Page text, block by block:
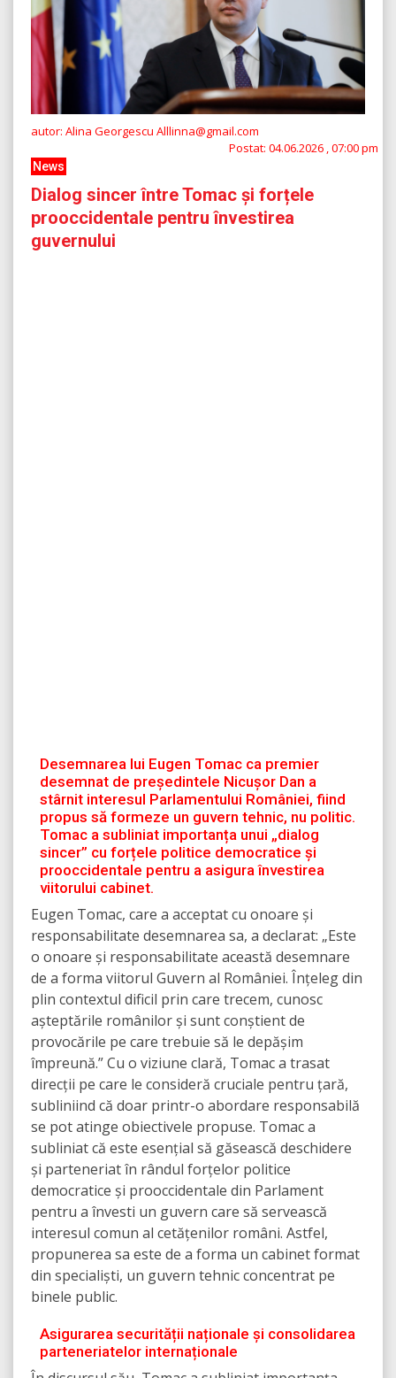
autor: Alina Georgescu Alllinna@gmail.com
Postat: 04.06.2026 , 07:00 pm
News
Dialog sincer între Tomac și forțele
prooccidentale pentru învestirea
guvernului
Desemnarea lui Eugen Tomac ca premier
desemnat de președintele Nicușor Dan a
stârnit interesul Parlamentului României, fiind
propus să formeze un guvern tehnic, nu politic.
Tomac a subliniat importanța unui „dialog
sincer” cu forțele politice democratice și
prooccidentale pentru a asigura învestirea
viitorului cabinet.
Eugen Tomac, care a acceptat cu onoare și
responsabilitate desemnarea sa, a declarat: „Este
o onoare și responsabilitate această desemnare
de a forma viitorul Guvern al României. Înțeleg din
plin contextul dificil prin care trecem, cunosc
așteptările românilor și sunt conștient de
provocările pe care trebuie să le depășim
împreună.” Cu o viziune clară, Tomac a trasat
direcții pe care le consideră cruciale pentru țară,
subliniind că doar printr-o abordare responsabilă
se pot atinge obiectivele propuse. Tomac a
subliniat că este esențial să găsească deschidere
și parteneriat în rândul forțelor politice
democratice și prooccidentale din Parlament
pentru a învesti un guvern care să servească
interesul comun al cetățenilor români. Astfel,
propunerea sa este de a forma un cabinet format
din specialiști, un guvern tehnic concentrat pe
binele public.
Asigurarea securității naționale și consolidarea
parteneriatelor internaționale